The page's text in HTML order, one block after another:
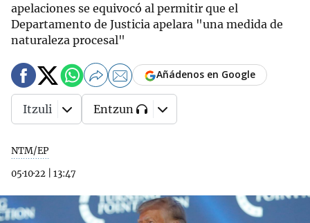
apelaciones se equivocó al permitir que el
Departamento de Justicia apelara "una medida de
naturaleza procesal"
NTM/EP
05·10·22
13:47
Añádenos en Google
Itzuli Entzun